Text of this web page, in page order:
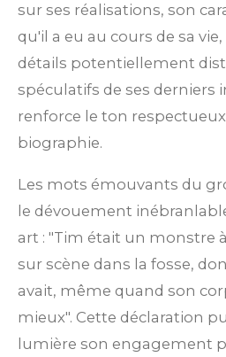
sur ses réalisations, son
qu'il a eu au cours de sa
détails potentiellement
spéculatifs de ses derniers
renforce le ton
biographie.
Les mots émouvants du
le dévouement
art : "Tim était un monstre
sur scène dans la fosse,
avait, même quand son
mieux". Cette déclaration
lumière son engagement